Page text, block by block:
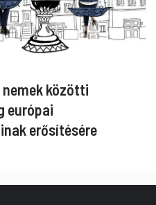
közötti
európai
erősítésére